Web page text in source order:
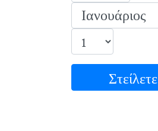
Στείλετε